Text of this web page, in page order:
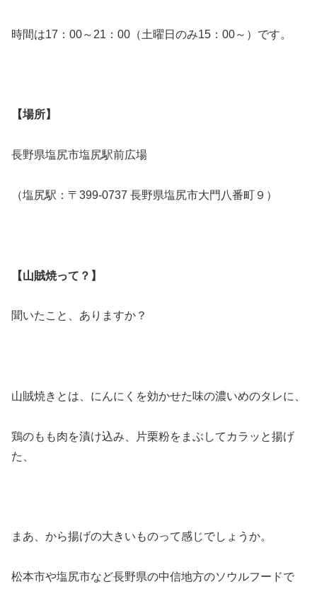
時間は17：00～21：00（土曜日のみ15：00～）です。
【場所】
長野県塩尻市塩尻駅前広場
（塩尻駅：〒399-0737 長野県塩尻市大門八番町９）
【山賊焼って？】
聞いたこと、ありますか？
山賊焼きとは、にんにくを効かせた味の濃いめのタレに、
鶏のもも肉を漬け込み、片栗粉をまぶしてカラッと揚げ
た、
まあ、から揚げの大きいものって感じでしょうか。
松本市や塩尻市など長野県の中信地方のソウルフードで